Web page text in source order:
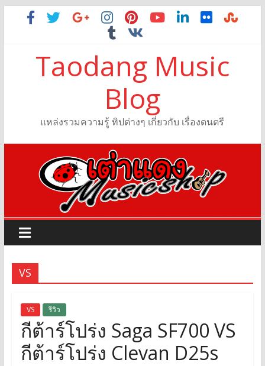
Taodang Music
Blog
แหล่งรวมความรู้ ทิปต่างๆ เกี่ยวกับ เรื่องดนตรี
VS
VS รีวิว
กีต้าร์โปร่ง Saga SF700 VS
กีต้าร์โปร่ง Clevan D25s